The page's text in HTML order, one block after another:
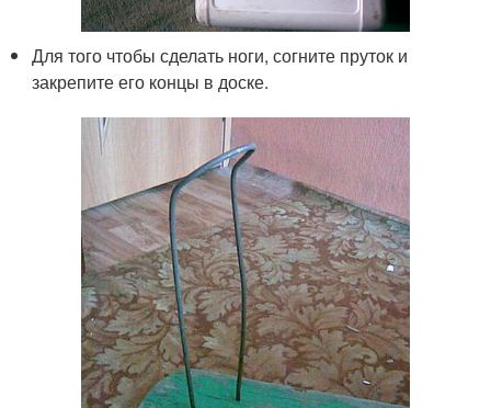
Для того чтобы сделать ноги, согните пруток и
закрепите его концы в доске.